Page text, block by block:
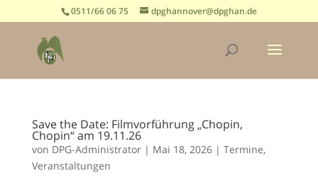
0511/66 06 75 dpghannover@dpghan.de
Save the Date: Filmvorführung „Chopin,
Chopin“ am 19.11.26
von DPG-Administrator| Mai 18, 2026| Termine,
Veranstaltungen